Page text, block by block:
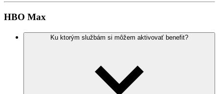
HBO Max
Ku ktorým službám si môžem aktivovať benefit?